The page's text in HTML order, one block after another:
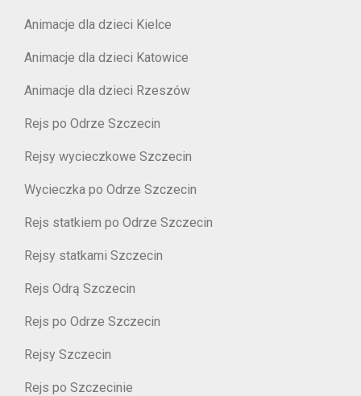
Animacje dla dzieci Kielce
Animacje dla dzieci Katowice
Animacje dla dzieci Rzeszów
Rejs po Odrze Szczecin
Rejsy wycieczkowe Szczecin
Wycieczka po Odrze Szczecin
Rejs statkiem po Odrze Szczecin
Rejsy statkami Szczecin
Rejs Odrą Szczecin
Rejs po Odrze Szczecin
Rejsy Szczecin
Rejs po Szczecinie